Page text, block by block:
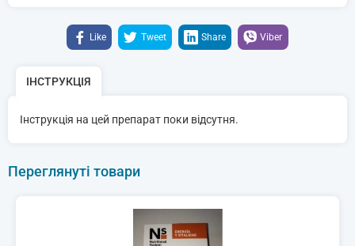
Like Tweet Share Viber
ІНСТРУКЦІЯ
Інструкція на цей препарат поки відсутня.
Переглянуті товари